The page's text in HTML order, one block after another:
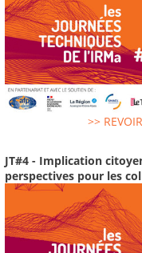
>>
JT#4 - Implication
perspectives pour les